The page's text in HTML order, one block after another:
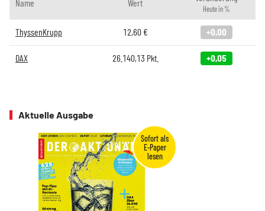
Name Wert
Heute in %
ThyssenKrupp 12,60€ +0,00
DAX 26.140,13 Pkt. +0,05
Aktuelle Ausgabe